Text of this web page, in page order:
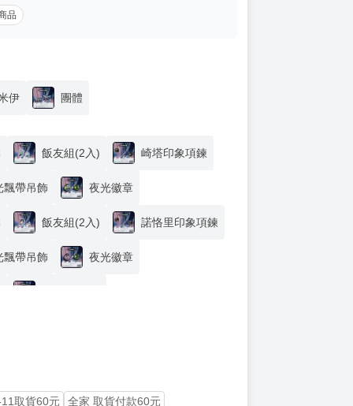
品
伊 團體
飯友組(2入) 崎塔印象項鍊
飄帶吊飾 夜光徽章
飯友組(2入) 諾恪里印象項鍊
飄帶吊飾 夜光徽章
取貨60元
全家 取貨付款60元